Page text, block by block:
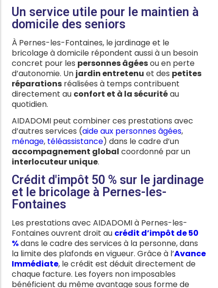
Un service utile pour le maintien à
domicile des seniors
À Pernes-les-Fontaines, le jardinage et le
bricolage à domicile répondent aussi à un besoin
concret pour les personnes âgéesou en perte
d’autonomie. Un jardin entretenu et des petites
réparations réalisées à temps contribuent
directement au confort et à la sécuritéau
quotidien.
AIDADOMI peut combiner ces prestations avec
d’autres services (aide aux personnes âgées,
ménage, téléassistance) dans le cadre d’un
accompagnement global coordonné par un
interlocuteur unique.
Crédit d'impôt 50 % sur le jardinage
et le bricolage à Pernes-les-
Fontaines
Les prestations avec AIDADOMI à Pernes-les-
Fontaines ouvrent droit au crédit d’impôt de 50
%dans le cadre des services à la personne, dans
la limite des plafonds en vigueur. Grâce à l’Avance
Immédiate, le crédit est déduit directement de
chaque facture. Les foyers non imposables
bénéficient du même avantage sous forme de